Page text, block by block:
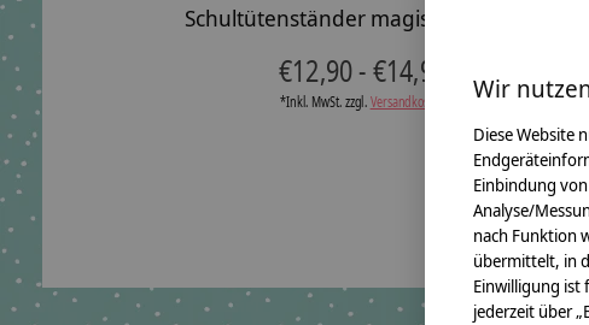
Schultütenständer magisch verspielt
€12,90 - €14,90
*Inkl. MwSt. zzgl.Versandkosten Wir
Diese Website
Einbindung
Analyse/
nach Funktion
übermittelt, in
Einwilligung ist
jederzeit über